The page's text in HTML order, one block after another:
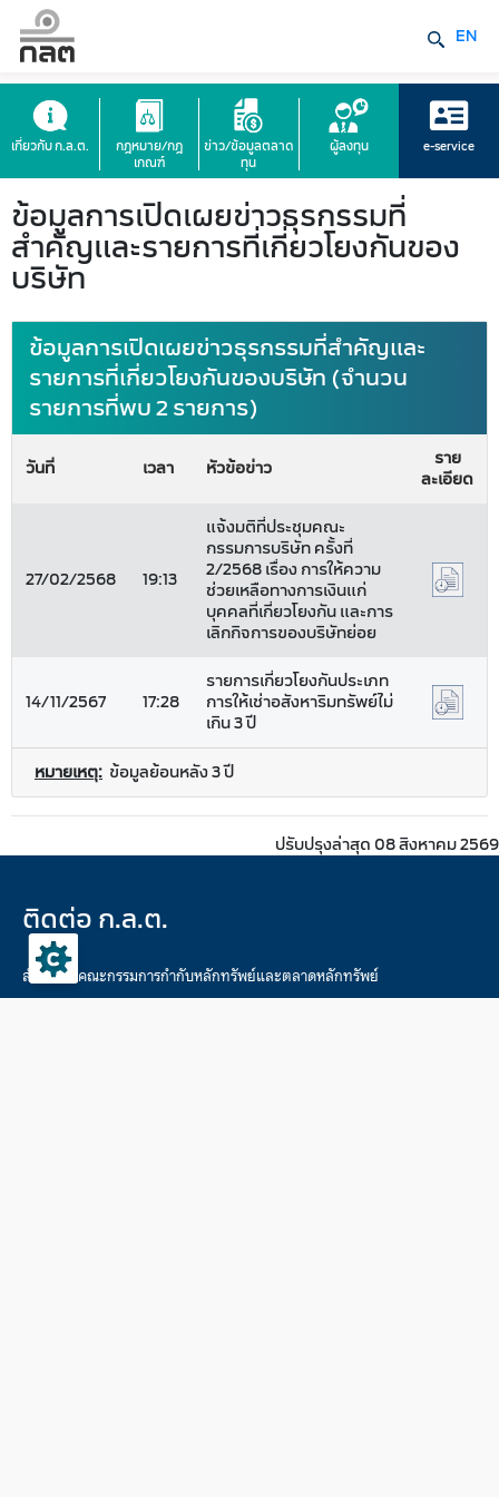
EN
เกี่ยวกับ ก.ล.ต.
กฎหมาย/กฎ
เกณฑ์
ข่าว/ข้อมูลตลาด
ทุน
ผู้ลงทุน e-service
ข้อมูลการเปิดเผยข่าวธุรกรรมที่
สำคัญและรายการที่เกี่ยวโยงกันของ
บริษัท
ข้อมูลการเปิดเผยข่าวธุรกรรมที่สำคัญและ
รายการที่เกี่ยวโยงกันของบริษัท (จำนวน
รายการที่พบ 2 รายการ)
วันที่ เวลา หัวข้อข่าว
ราย
ละเอียด
27/02/2568 19:13
แจ้งมติที่ประชุมคณะ
กรรมการบริษัท ครั้งที่
2/2568 เรื่อง การให้ความ
ช่วยเหลือทางการเงินแก่
บุคคลที่เกี่ยวโยงกัน และการ
เลิกกิจการของบริษัทย่อย
14/11/2567 17:28
รายการเกี่ยวโยงกันประเภท
การให้เช่าอสังหาริมทรัพย์ไม่
เกิน 3 ปี
หมายเหตุ: ข้อมูลย้อนหลัง 3 ปี
ปรับปรุงล่าสุด 08 สิงหาคม 2569
ติดต่อ ก.ล.ต.
สำนักงานคณะกรรมการกำกับหลักทรัพย์และตลาดหลักทรัพย์